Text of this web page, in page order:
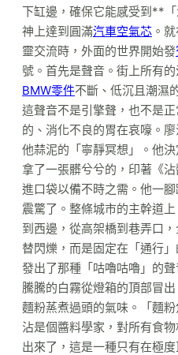
下缸邊，確保它能感受到**
神上達到圓滿汽車空氣芯 。
靈交流時，外面的世界開始發
號。首先是聲音。街上所有
BMW零件不斷、低沉且潮
這聲音不是引擎聲，也不是
的、消化不良的胃在哀嚎。
他蒜泥的「寧靜冥想」。他
拿了一張髒兮兮的，印著《
進口袋以備不時之需。他一
震驚了。整條城市的主幹道
到西邊，從高架橋到巷弄口
替閃爍，而是固定在「通行
發出了那種「咕嚕咕嚕」的
騰騰的白霧從燈箱的頂部冒
麵粉蒸煮過頭的氣味。「麵
沾是個醬料學家，對所有食
出來了，這是一種只有在極